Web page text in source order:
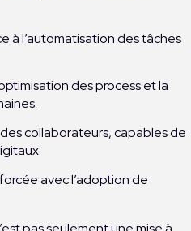
à l’automatisation des tâches
des process et la
collaborateurs, capables de
avec l’adoption de